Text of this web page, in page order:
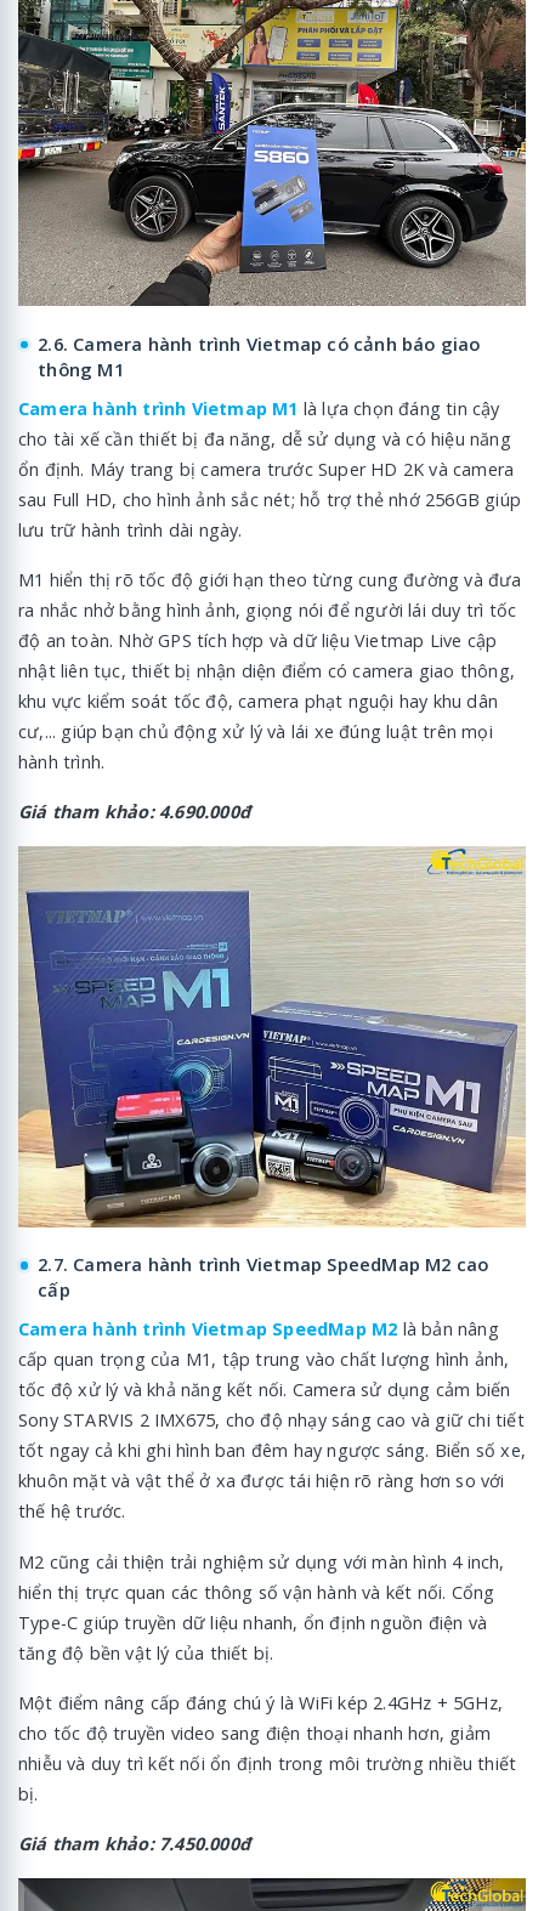
2.6. Camera hành trình Vietmap có cảnh báo giao
thông M1
Camera hành trình Vietmap M1 là lựa chọn đáng tin cậy
cho tài xế cần thiết bị đa năng, dễ sử dụng và có hiệu năng
ổn định. Máy trang bị camera trước Super HD 2K và camera
sau Full HD, cho hình ảnh sắc nét; hỗ trợ thẻ nhớ 256GB giúp
lưu trữ hành trình dài ngày.
M1 hiển thị rõ tốc độ giới hạn theo từng cung đường và đưa
ra nhắc nhở bằng hình ảnh, giọng nói để người lái duy trì tốc
độ an toàn. Nhờ GPS tích hợp và dữ liệu Vietmap Live cập
nhật liên tục, thiết bị nhận diện điểm có camera giao thông,
khu vực kiểm soát tốc độ, camera phạt nguội hay khu dân
cư,... giúp bạn chủ động xử lý và lái xe đúng luật trên mọi
hành trình.
Giá tham khảo: 4.690.000đ
2.7. Camera hành trình Vietmap SpeedMap M2 cao
cấp
Camera hành trình Vietmap SpeedMap M2 là bản nâng
cấp quan trọng của M1, tập trung vào chất lượng hình ảnh,
tốc độ xử lý và khả năng kết nối. Camera sử dụng cảm biến
Sony STARVIS 2 IMX675, cho độ nhạy sáng cao và giữ chi tiết
tốt ngay cả khi ghi hình ban đêm hay ngược sáng. Biển số xe,
khuôn mặt và vật thể ở xa được tái hiện rõ ràng hơn so với
thế hệ trước.
M2 cũng cải thiện trải nghiệm sử dụng với màn hình 4 inch,
hiển thị trực quan các thông số vận hành và kết nối. Cổng
Type-C giúp truyền dữ liệu nhanh, ổn định nguồn điện và
tăng độ bền vật lý của thiết bị.
Một điểm nâng cấp đáng chú ý là WiFi kép 2.4GHz + 5GHz,
cho tốc độ truyền video sang điện thoại nhanh hơn, giảm
nhiễu và duy trì kết nối ổn định trong môi trường nhiều thiết
bị.
Giá tham khảo: 7.450.000đ